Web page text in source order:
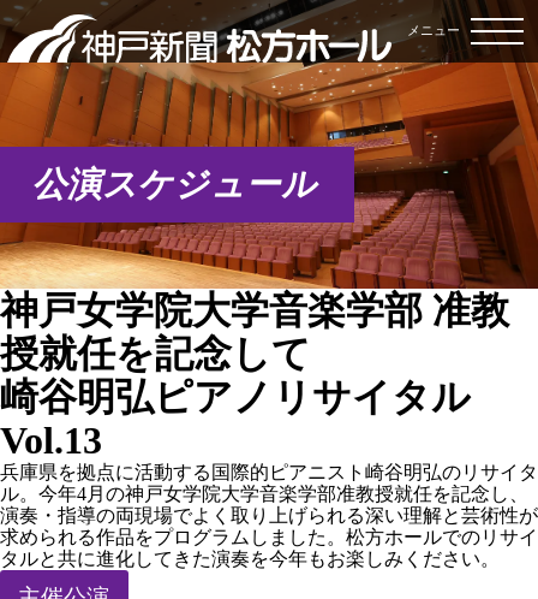
メニュー
公演スケジュール
神戸女学院大学音楽学部 准教
授就任を記念して
崎谷明弘ピアノリサイタル
Vol.13
兵庫県を拠点に活動する国際的ピアニスト崎谷明弘のリサイタ
ル。今年4月の神戸女学院大学音楽学部准教授就任を記念し、
演奏・指導の両現場でよく取り上げられる深い理解と芸術性が
求められる作品をプログラムしました。松方ホールでのリサイ
タルと共に進化してきた演奏を今年もお楽しみください。